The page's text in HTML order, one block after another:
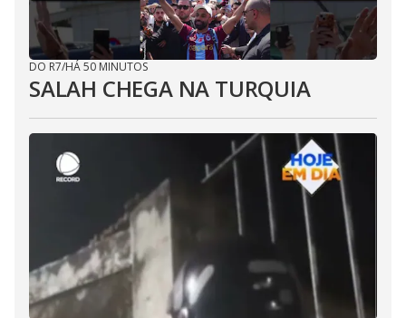
DO R7/HÁ 50 MINUTOS
SALAH CHEGA NA TURQUIA